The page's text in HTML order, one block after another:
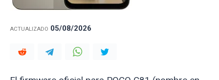
ACTUALIZADO 05/08/2026